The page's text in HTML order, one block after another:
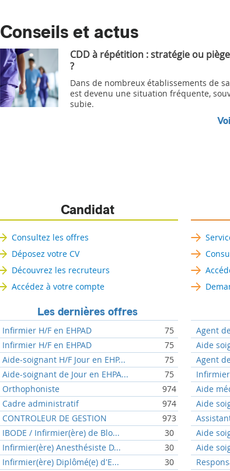
Conseils et actus
CDD à répétition : stratégie ou
?
Dans de nombreux établissements de
est devenu une situation fréquente,
subie.
Candidat
Consultez les offres
Déposez votre CV
Découvrez les recruteurs
Accédez à votre compte
Les dernières offres
Infirmier H/F en EHPAD
75
Infirmier H/F en EHPAD
75
Aide-soignant H/F Jour en EHP...
75
Aide-soignant de Jour en EHPA...
75
Orthophoniste
974
Cadre administratif
974
CONTROLEUR DE GESTION
973
IBODE / Infirmier(ère) de Blo...
30
Infirmier(ère) Anesthésiste D...
30
Infirmier(ère) Diplômé(e) d'E...
30
Agent
Aide
Agent
Aide
Aide
Aide
Aide